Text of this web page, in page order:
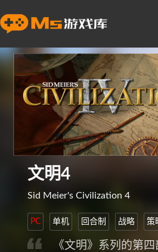
文明4
Sid Meier's Civilization 4
PC 单机 回合制 战略 策
《文明》系列的第四